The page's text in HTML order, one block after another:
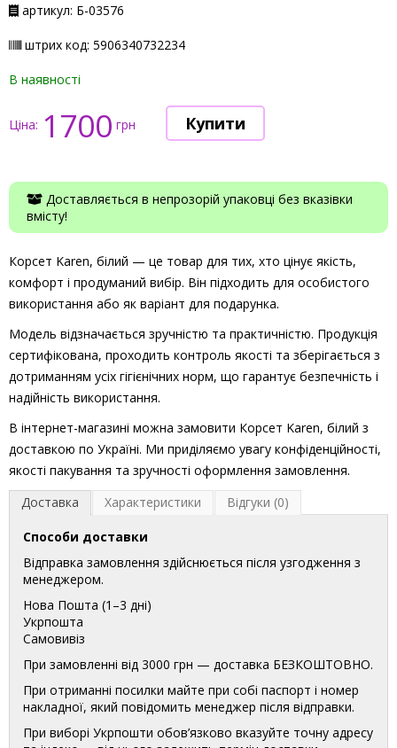
артикул: Б-03576
штрих код: 5906340732234
В наявності
Ціна: 1700 грн
Доставляється в непрозорій упаковці без вказівки
вмісту!
Корсет Karen, білий — це товар для тих, хто цінує якість,
комфорт і продуманий вибір. Він підходить для особистого
використання або як варіант для подарунка.
Модель відзначається зручністю та практичністю. Продукція
сертифікована, проходить контроль якості та зберігається з
дотриманням усіх гігієнічних норм, що гарантує безпечність і
надійність використання.
В інтернет-магазині можна замовити Корсет Karen, білий з
доставкою по Україні. Ми приділяємо увагу конфіденційності,
якості пакування та зручності оформлення замовлення.
Доставка
Характеристики Відгуки (0)
Способи доставки
Відправка замовлення здійснюється після узгодження з
менеджером.
Нова Пошта (1–3 дні)
Укрпошта
Самовивіз
При замовленні від 3000 грн — доставка БЕЗКОШТОВНО.
При отриманні посилки майте при собі паспорт і номер
накладної, який повідомить менеджер після відправки.
При виборі Укрпошти обов’язково вказуйте точну адресу